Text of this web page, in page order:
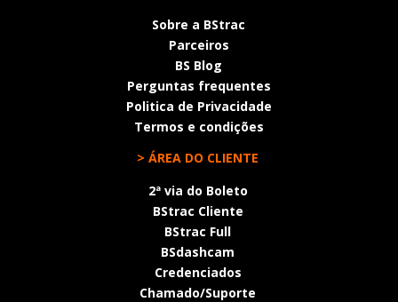
Sobre a BStrac
Parceiros
BS Blog
Perguntas frequentes
Politica de Privacidade
Termos e condições
> ÁREA DO CLIENTE
2ª via do Boleto
BStrac Cliente
BStrac Full
BSdashcam
Credenciados
Chamado/Suporte